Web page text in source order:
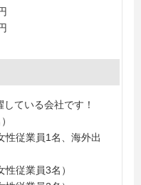
ている会社です！
従業員1名、海外出
従業員3名）